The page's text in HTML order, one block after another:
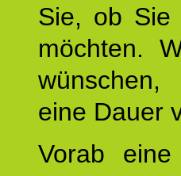
Sie, ob Sie
möchten.
eine Dauer
Vorab eine